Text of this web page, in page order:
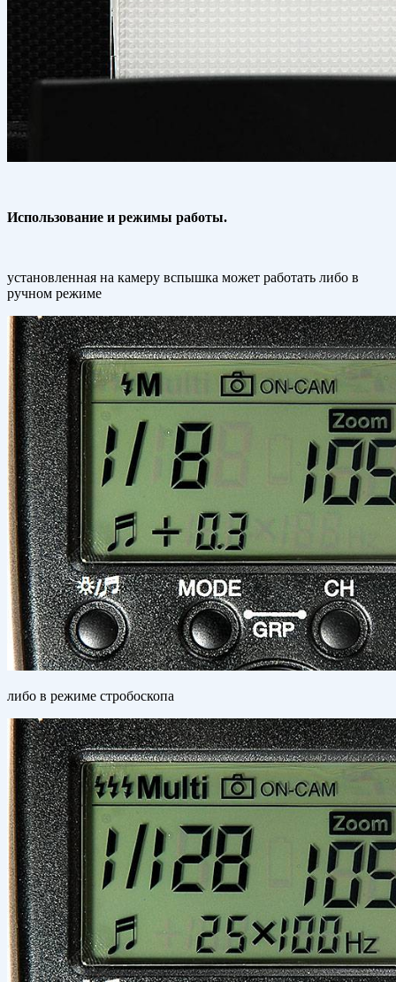
Использование и режимы работы.
установленная на камеру вспышка может работать либо в
ручном режиме
либо в режиме стробоскопа